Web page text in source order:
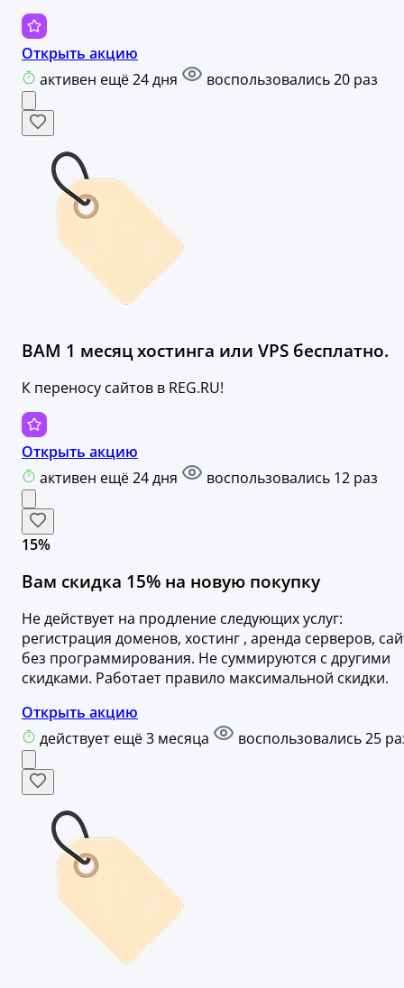
Открыть акцию
активен ещё 24 дня
воспользовались 20 раз
ВАМ 1 месяц хостинга или VPS бесплатно.
К переносу сайтов в REG.RU!
Открыть акцию
активен ещё 24 дня
воспользовались 12 раз
15%
Вам скидка 15% на новую покупку
Не действует на продление следующих услуг:
регистрация доменов, хостинг , аренда серверов,
без программирования. Не суммируются с другими
скидками. Работает правило максимальной скидки.
Открыть акцию
действует ещё 3 месяца
воспользовались 25